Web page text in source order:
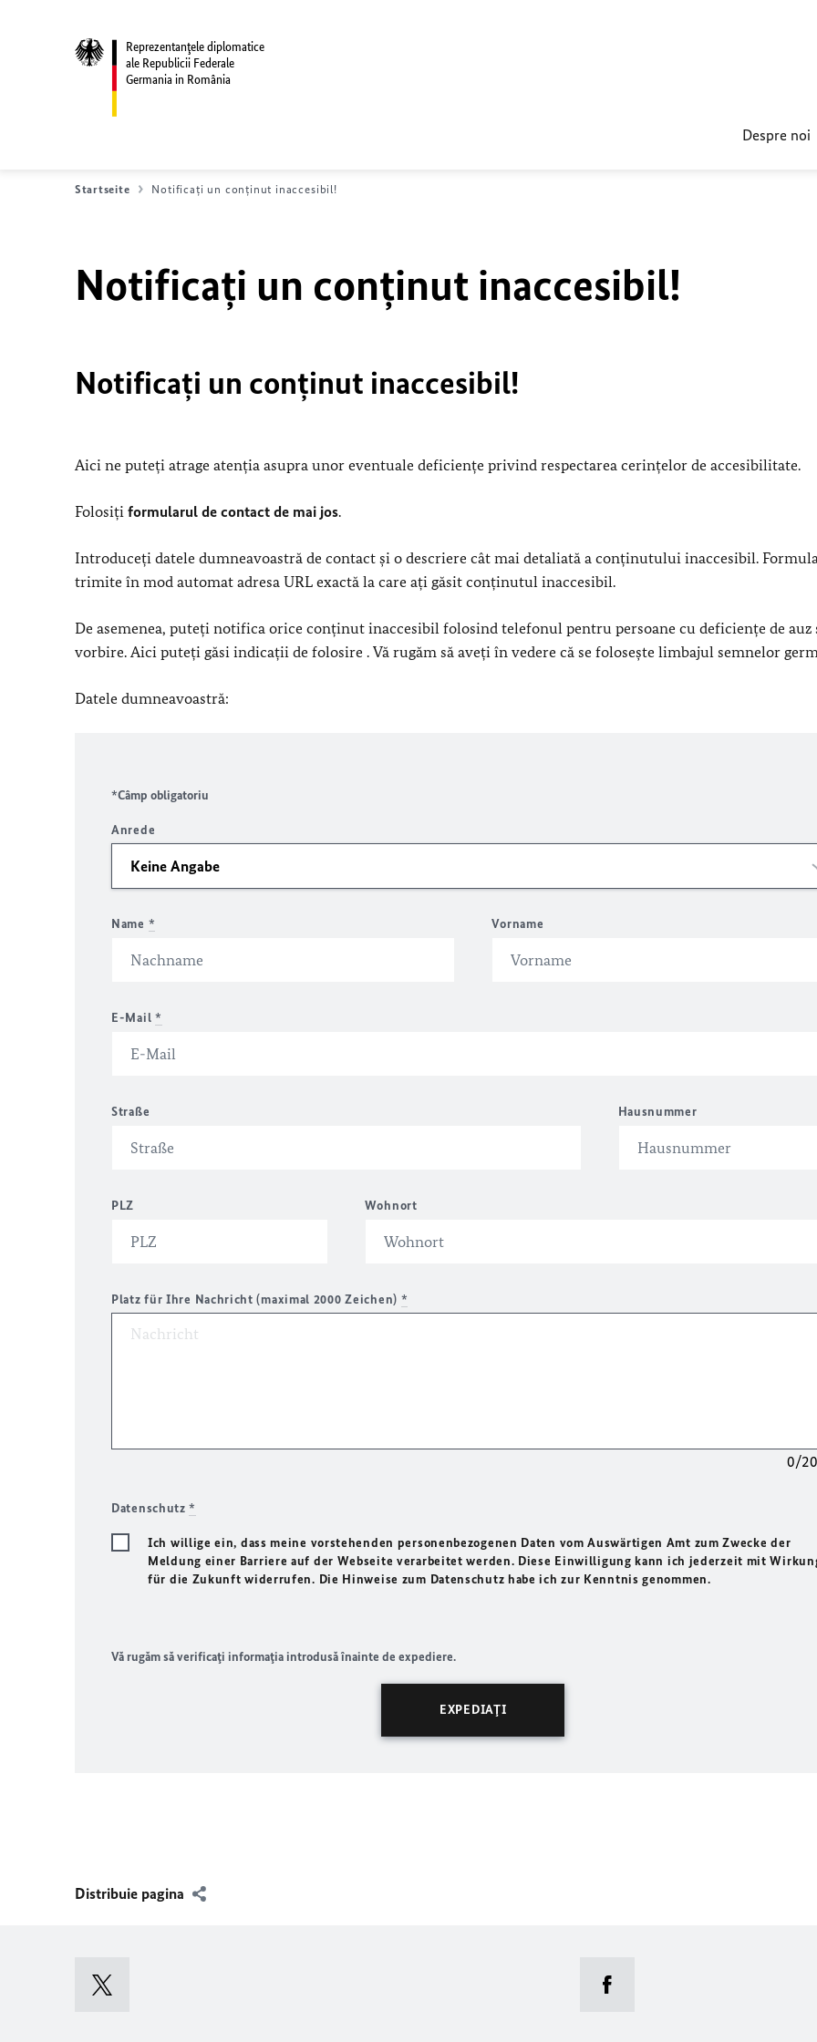
Reprezentanţele diplomatice
ale Republicii Federale
Germania in România
Despre noi
Startseite Notificați un conținut inaccesibil!
Notificați un conținut inaccesibil!
Notificați un conținut inaccesibil!
Aici ne puteți atrage atenția asupra unor eventuale deficiențe privind respectarea cerințelor de accesibilitate.
Folosiți formularul de contact de mai jos.
Introduceți datele dumneavoastră de contact și o descriere cât mai detaliată a conținutului inaccesibil.
trimite în mod automat adresa URL exactă la care ați găsit conținutul inaccesibil.
De asemenea, puteți notifica orice conținut inaccesibil folosind telefonul pentru persoane cu deficiențe de auz
vorbire. Aici puteți găsi indicații de folosire . Vă rugăm să aveți în vedere că se folosește limbajul semnelor
Datele dumneavoastră:
*Câmp obligatoriu
Anrede
Name * Vorname
E-Mail *
Straße Hausnummer
PLZ Wohnort
Platz für Ihre Nachricht (maximal 2000 Zeichen) *
0/
Datenschutz*
Ich willige ein, dass meine vorstehenden personenbezogenen Daten vom Auswärtigen Amt zum Zwecke der
Meldung einer Barriere auf der Webseite verarbeitet werden. Diese Einwilligung kann ich jederzeit mit
für die Zukunft widerrufen. Die Hinweise zum Datenschutz habe ich zur Kenntnis genommen.
Vă rugăm să verificaţi informaţia introdusă înainte de expediere.
Distribuie pagina